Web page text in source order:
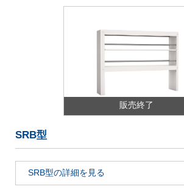
販売終了
SRB型
SRB型の詳細を見る